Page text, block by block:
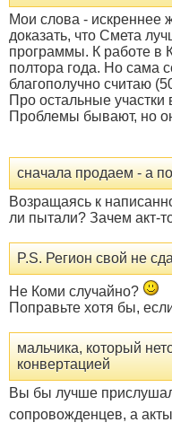
Мои слова - искреннее
доказать, что Смета
программы. К работе в
полтора года. Но сама
благополучно считаю
Про остальные
Проблемы бывают, но
сначала продаем - а
Возращаясь к
ли пытали? Зачем акт-
P.S. Регион свой не
Не Коми случайно?
Поправьте хотя бы,
мальчика, который
конвертацией
Вы бы лучше
сопровожденцев, а